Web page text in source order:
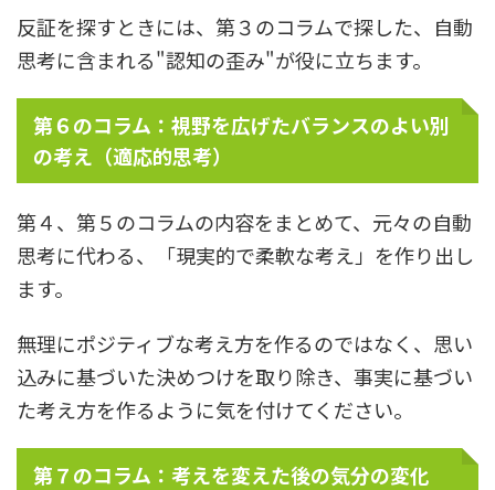
反証を探すときには、第３のコラムで探した、自動
思考に含まれる"認知の歪み"が役に立ちます。
第６のコラム：視野を広げたバランスのよい別
の考え（適応的思考）
第４、第５のコラムの内容をまとめて、元々の自動
思考に代わる、「現実的で柔軟な考え」を作り出し
ます。
無理にポジティブな考え方を作るのではなく、思い
込みに基づいた決めつけを取り除き、事実に基づい
た考え方を作るように気を付けてください。
第７のコラム：考えを変えた後の気分の変化